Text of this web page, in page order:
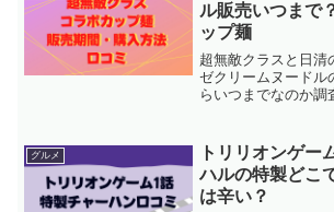
ル販売いつまで
ップ麺
超無敵クラスと日清
ゼクリームヌードル
らいつまでなのか調
リームヌードル】が
売決定となりました
グルメ
トリリオンゲー
ハルの特製どこ
は辛い？